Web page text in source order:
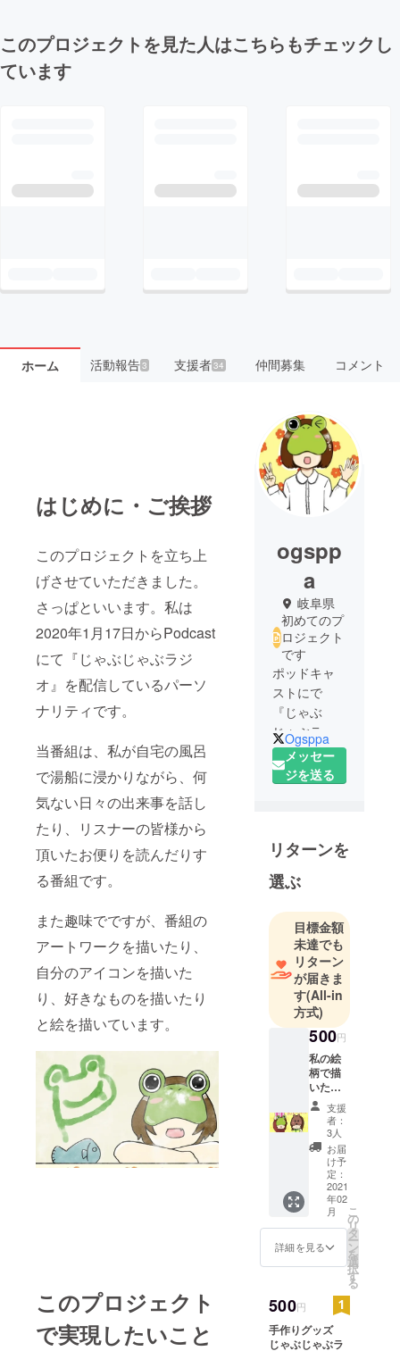
このプロジェクトを見た人はこちらもチェックし
ています
ホーム 活動報告3 支援者34 仲間募集 コメント
はじめに・ご挨拶
このプロジェクトを立ち上
げさせていただきました。
さっぱといいます。私は
2020年1月17日からPodcast
にて『じゃぶじゃぶラジ
オ』を配信しているパーソ
ナリティです。
当番組は、私が自宅の風呂
で湯船に浸かりながら、何
気ない日々の出来事を話し
たり、リスナーの皆様から
頂いたお便りを読んだりす
る番組です。
また趣味でですが、番組の
アートワークを描いたり、
自分のアイコンを描いた
り、好きなものを描いたり
と絵を描いています。
このプロジェクト
で実現したいこと
ogspp
a
岐阜県
初めてのプ
ロジェクト
です
ポッドキャ
ストにで
『じゃぶ
じゃぶラジ
オ』を配信
していま
Ogsppa
メッセー
ジを送る
リターンを
選ぶ
目標金額
未達でも
リターン
が届きま
す(All-in
方式)
500円
私の絵
柄で描
いたデ
ジタル
絵 描い
て欲し
い絵の
内容を
教えて
頂き、
私なり
の解釈
で描い
た絵を
リター
ンとし
せてい
ただき
ます。
備考欄
支援
者：
3人
お届
け予
定：
2021
年02
月
詳細を見る
こ
の
リ
タ
ー
ン
を
選
択
す
る
500円
手作りグッズ
じゃぶじゃぶラ